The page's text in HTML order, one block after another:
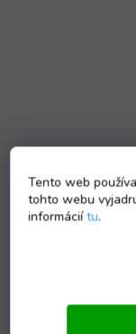
Tento web
tohto webu
informáciítu.